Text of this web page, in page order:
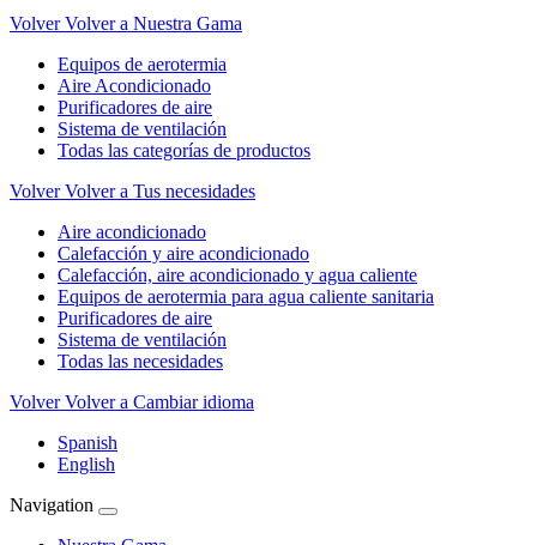
Volver Volver a Nuestra Gama
Equipos de aerotermia
Aire Acondicionado
Purificadores de aire
Sistema de ventilación
Todas las categorías de productos
Volver Volver a Tus necesidades
Aire acondicionado
Calefacción y aire acondicionado
Calefacción, aire acondicionado y agua caliente
Equipos de aerotermia para agua caliente sanitaria
Purificadores de aire
Sistema de ventilación
Todas las necesidades
Volver Volver a Cambiar idioma
Spanish
English
Navigation